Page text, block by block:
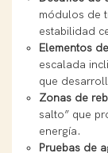
módulos de
estabilidad
Elementos
escalada
que
Zonas de
salto” que
energía.
Pruebas de